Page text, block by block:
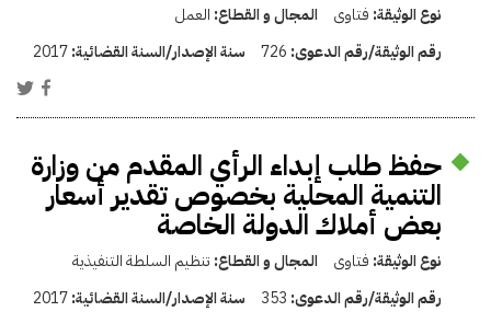
نوع الوثيقة: فتاوى المجال و القطاع: العمل
رقم الوثيقة/رقم الدعوى: 726 سنة الإصدار/السنة القضائية:2017
حفظ طلب إبداء الرأي المقدم من وزارة
التنمية المحلية بخصوص تقدير أسعار
بعض أملاك الدولة الخاصة
نوع الوثيقة: فتاوى المجال و القطاع: تنظيم السلطة التنفيذية
رقم الوثيقة/رقم الدعوى: 353 سنة الإصدار/السنة القضائية:2017